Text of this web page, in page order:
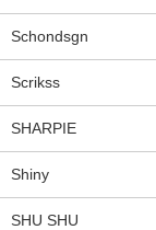
Schondsgn
Scrikss
SHARPIE
Shiny
SHU SHU